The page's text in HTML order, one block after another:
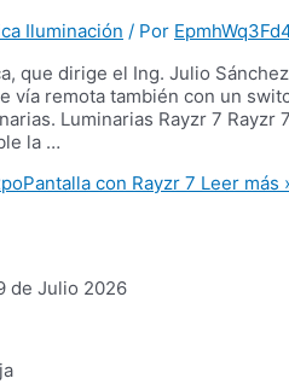
Iluminación / Por
que dirige el Ing. Julio
vía remota también con un
Luminarias Rayzr 7
la …
con Rayzr 7 Leer más
de Julio 2026